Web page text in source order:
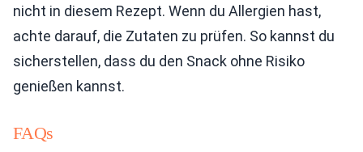
nicht in diesem Rezept. Wenn du Allergien hast,
achte darauf, die Zutaten zu prüfen. So kannst du
sicherstellen, dass du den Snack ohne Risiko
genießen kannst.
FAQs